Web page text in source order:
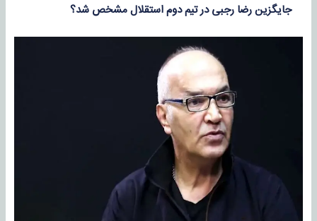
جایگزین رضا رجبی در تیم دوم استقلال مشخص شد؟